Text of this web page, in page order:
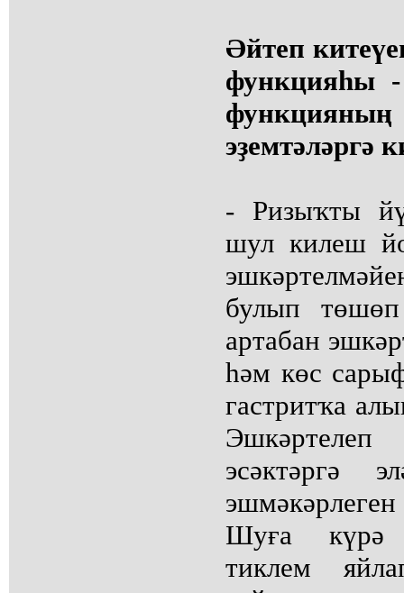
Әйтеп
функцияһы
эҙемтәләргә
- Ризыҡты
шул килеш
булып
артабан
һәм көс
гастритҡа
эсәктәргә
Шуға күрә
тиклем